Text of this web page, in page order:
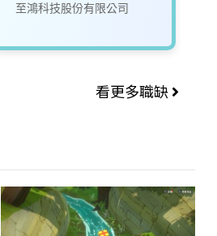
至鴻科技股份有限公司
看更多職缺